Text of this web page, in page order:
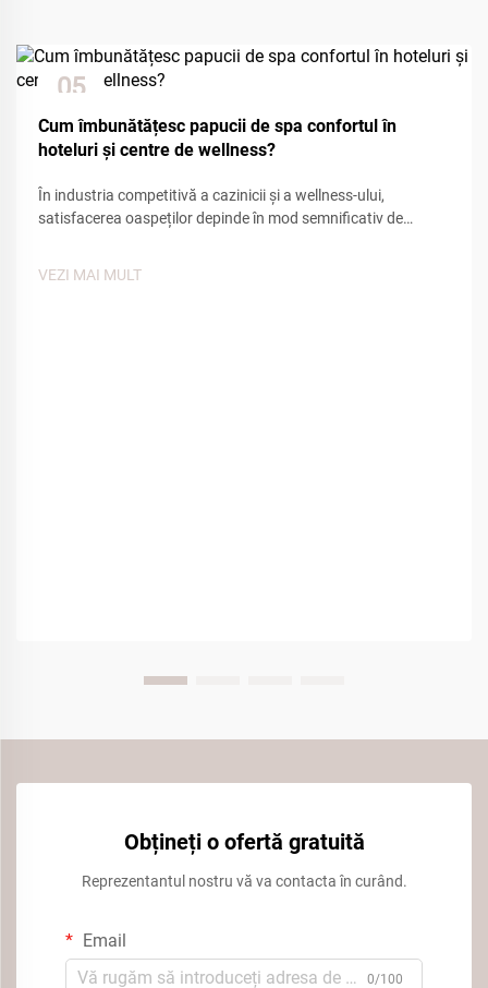
05
Cum îmbunătățesc papucii de spa confortul în
hoteluri și centre de wellness?
În industria competitivă a cazinicii și a wellness-ului,
satisfacerea oaspeților depinde în mod semnificativ de
VEZI MAI MULT
Obțineți o ofertă gratuită
Reprezentantul nostru vă va contacta în curând.
Email
0/100